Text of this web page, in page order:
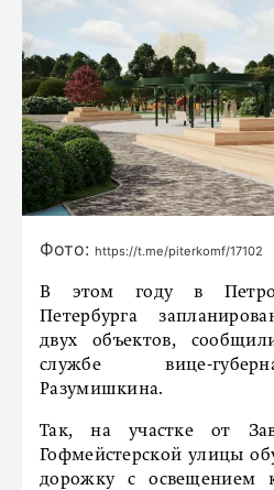
Фото: https://t.me/piterkomf/17102
В этом году в
Петербурга
двух объектов,
службе вице-
Разумишкина.
Так, на участке от
Гофмейстерской улицы
дорожку с освещением